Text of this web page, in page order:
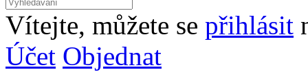
Vítejte, můžete se přihlásit
Účet Objednat